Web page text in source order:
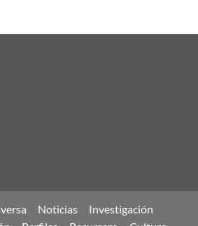
Noticias
Investigación